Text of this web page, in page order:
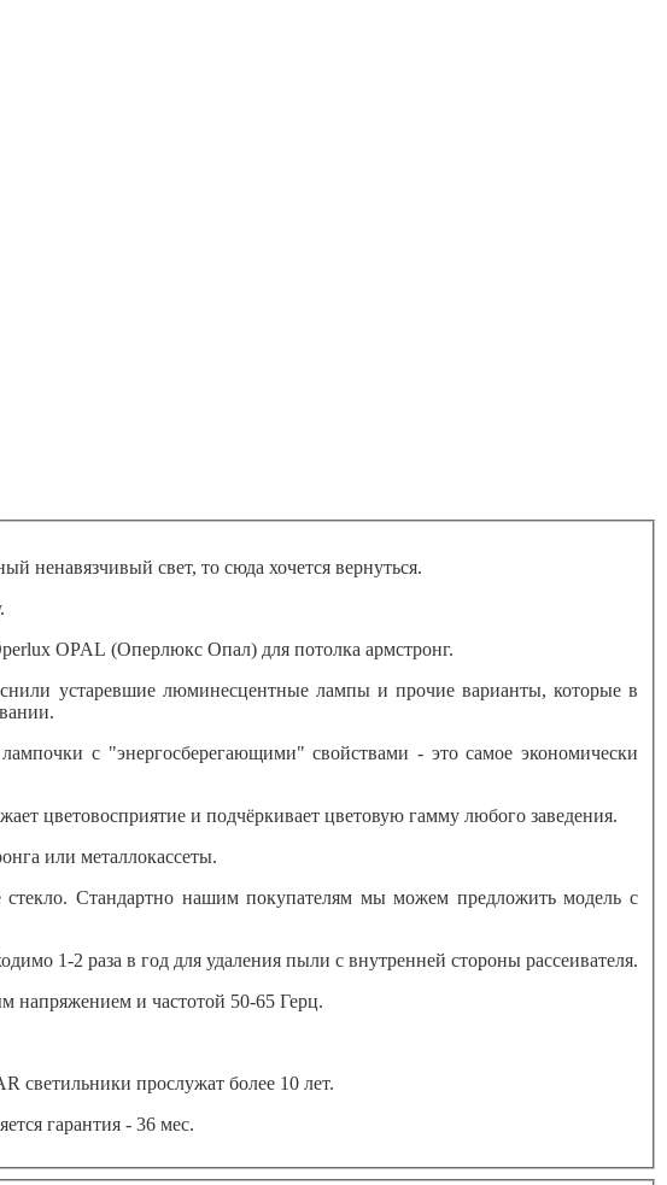
ненавязчивый свет, то сюда хочется вернуться.
OPAL (Оперлюкс Опал) для потолка армстронг.
устаревшие люминесцентные лампы и прочие варианты, которые в
с "энергосберегающими" свойствами - это самое экономически
цветовосприятие и подчёркивает цветовую гамму любого заведения.
или металлокассеты.
стекло. Стандартно нашим покупателям мы можем предложить модель с
1-2 раза в год для удаления пыли с внутренней стороны рассеивателя.
напряжением и частотой 50-65 Герц.
светильники прослужат более 10 лет.
гарантия - 36 мес.